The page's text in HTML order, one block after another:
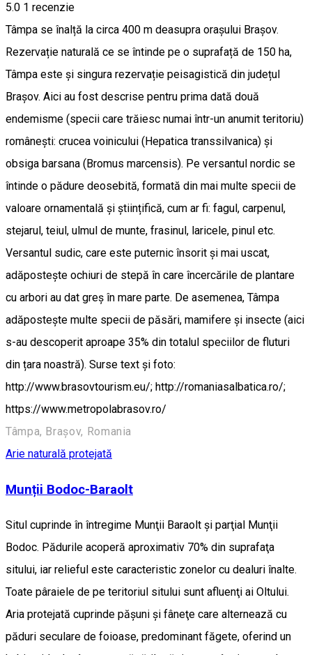
5.0 1 recenzie
Tâmpa se înalță la circa 400 m deasupra orașului Brașov.
Rezervație naturală ce se întinde pe o suprafață de 150 ha,
Tâmpa este și singura rezervație peisagistică din județul
Brașov. Aici au fost descrise pentru prima dată două
endemisme (specii care trăiesc numai într-un anumit teritoriu)
românești: crucea voinicului (Hepatica transsilvanica) și
obsiga barsana (Bromus marcensis). Pe versantul nordic se
întinde o pădure deosebită, formată din mai multe specii de
valoare ornamentală și științifică, cum ar fi: fagul, carpenul,
stejarul, teiul, ulmul de munte, frasinul, laricele, pinul etc.
Versantul sudic, care este puternic însorit și mai uscat,
adăpostește ochiuri de stepă în care încercările de plantare
cu arbori au dat greș în mare parte. De asemenea, Tâmpa
adăpostește multe specii de păsări, mamifere și insecte (aici
s-au descoperit aproape 35% din totalul speciilor de fluturi
din țara noastră). Surse text și foto:
http://www.brasovtourism.eu/; http://romaniasalbatica.ro/;
https://www.metropolabrasov.ro/
Tâmpa, Brașov, Romania
Arie naturală protejată
Munții Bodoc-Baraolt
Situl cuprinde în întregime Munţii Baraolt şi parţial Munţii
Bodoc. Pădurile acoperă aproximativ 70% din suprafaţa
sitului, iar relieful este caracteristic zonelor cu dealuri înalte.
Toate pâraiele de pe teritoriul sitului sunt afluenţi ai Oltului.
Aria protejată cuprinde păşuni şi fâneţe care alternează cu
păduri seculare de foioase, predominant făgete, oferind un